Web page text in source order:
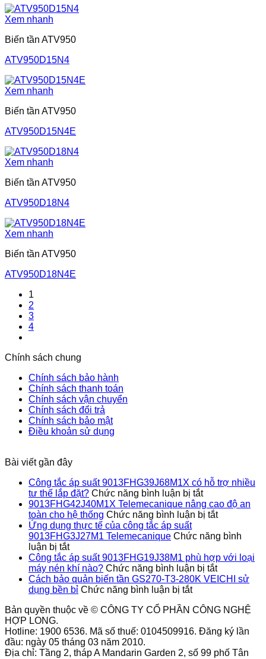
Xem nhanh
Biến tần ATV950
ATV950D15N4
Xem nhanh
Biến tần ATV950
ATV950D15N4E
Xem nhanh
Biến tần ATV950
ATV950D18N4
Xem nhanh
Biến tần ATV950
ATV950D18N4E
1
2
3
4
Chính sách chung
Chính sách bảo hành
Chính sách thanh toán
Chính sách vận chuyển
Chính sách đổi trả
Chính sách bảo mật
Điều khoản sử dụng
Bài viết gần đây
Công tắc áp suất 9013FHG39J68M1X có hỗ trợ nhiều
tư thế lắp đặt? Chức năng bình luận bị tắtở
Công
tắc
suất
có
hỗ
trợ
thế
đặt?
9013FHG42J40M1X Telemecanique nâng cao độ an
toàn cho hệ thống Chức năng bình luận bị tắtở
cao
độ
an
hệ
Ứng dụng thực tế của công tắc áp suất
9013FHG3J27M1 Telemecanique Chức năng bình
luận bị tắtở
Ứng
dụng
thực
tế
công
áp
suất
9013FHG3J27M1
Công tắc áp suất 9013FHG19J38M1 phù hợp với loại
máy nén khí nào? Chức năng bình luận bị tắtở
Công
suất
phù
với
Cách bảo quản biến tần GS270-T3-280K VEICHI sử
dụng bền bỉ Chức năng bình luận bị tắtở
bảo
biến
GS270-
Bản quyền thuộc về © CÔNG TY CỔ PHẦN CÔNG NGHỆ
HỢP LONG.
Hotline: 1900 6536. Mã số thuế: 0104509916. Đăng ký lần
đầu: ngày 05 tháng 03 năm 2010.
Địa chỉ: Tầng 2, tháp A Mandarin Garden 2, số 99 phố Tân